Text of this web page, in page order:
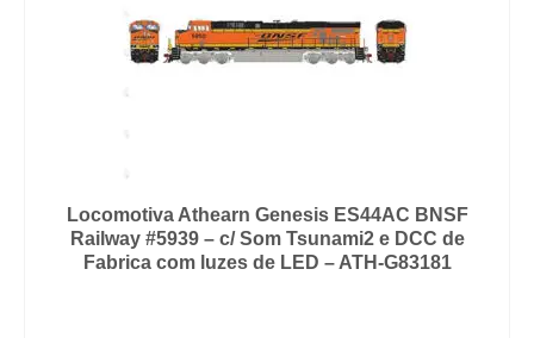
Locomotiva Athearn Genesis ES44AC BNSF
Railway #5939 – c/ Som Tsunami2 e DCC de
Fabrica com luzes de LED – ATH-G83181